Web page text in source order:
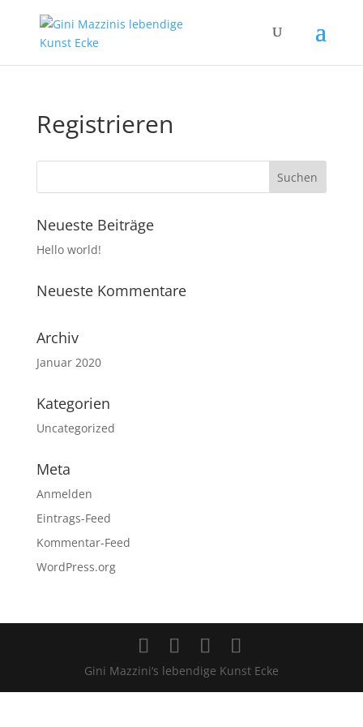
Registrieren
Neueste Beiträge
Hello world!
Neueste Kommentare
Archiv
Januar 2020
Kategorien
Uncategorized
Meta
Anmelden
Eintrags-Feed
Kommentar-Feed
WordPress.org
Gini Mazzini‘s lebendige Kunst Ecke